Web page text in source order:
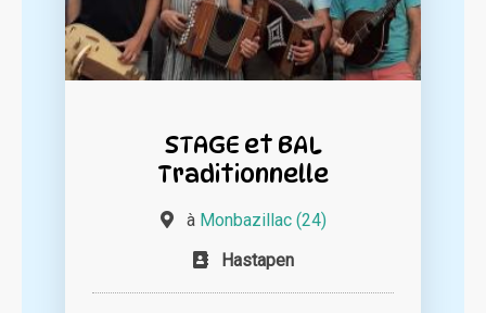
STAGE et BAL
Traditionnelle
à Monbazillac (24)
Hastapen